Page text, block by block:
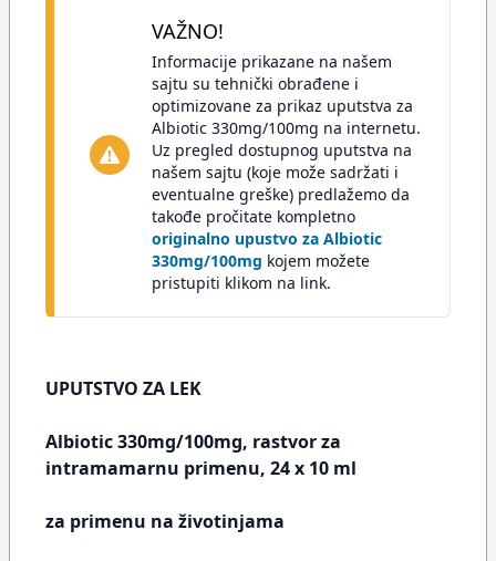
VAŽNO!
Informacije prikazane na našem
sajtu su tehnički obrađene i
optimizovane za prikaz uputstva za
Albiotic 330mg/100mg na internetu.
Uz pregled dostupnog uputstva na
našem sajtu (koje može sadržati i
eventualne greške) predlažemo da
takođe pročitate kompletno
originalno upustvo za Albiotic
330mg/100mg kojem možete
pristupiti klikom na link.
UPUTSTVO ZA LEK
Albiotic 330mg/100mg, rastvor za
intramamarnu primenu, 24 x 10 ml
za primenu na životinjama